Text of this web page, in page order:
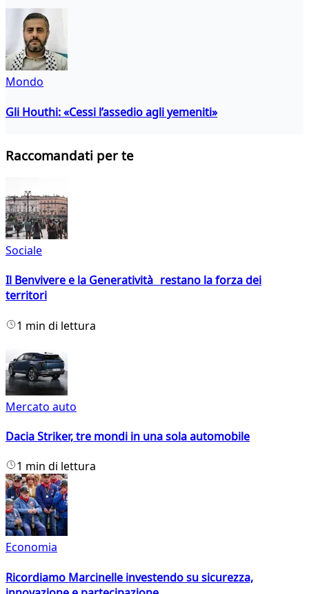
Mondo
Gli Houthi: «Cessi l’assedio agli yemeniti»
Raccomandati per te
Sociale
Il Benvivere e la Generatività restano la forza dei
territori
1 min di lettura
Mercato auto
Dacia Striker, tre mondi in una sola automobile
1 min di lettura
Economia
Ricordiamo Marcinelle investendo su sicurezza,